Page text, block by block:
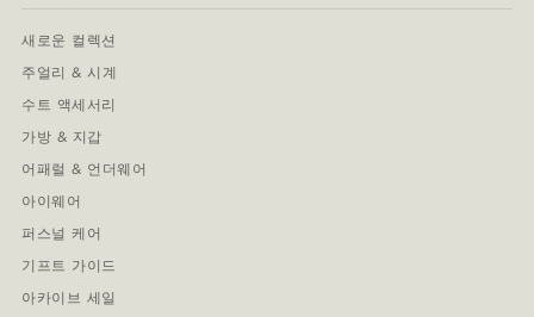
새로운 컬렉션
주얼리 & 시계
수트 액세서리
가방 & 지갑
어패럴 & 언더웨어
아이웨어
퍼스널 케어
기프트 가이드
아카이브 세일